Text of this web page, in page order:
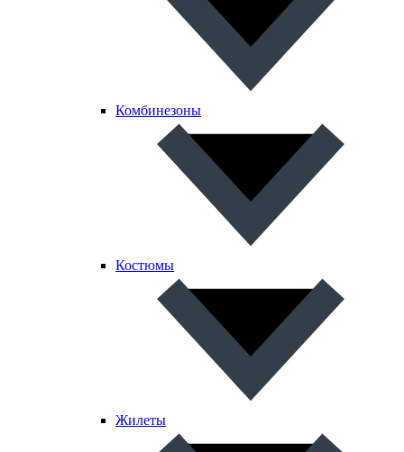
Комбинезоны
Костюмы
Жилеты